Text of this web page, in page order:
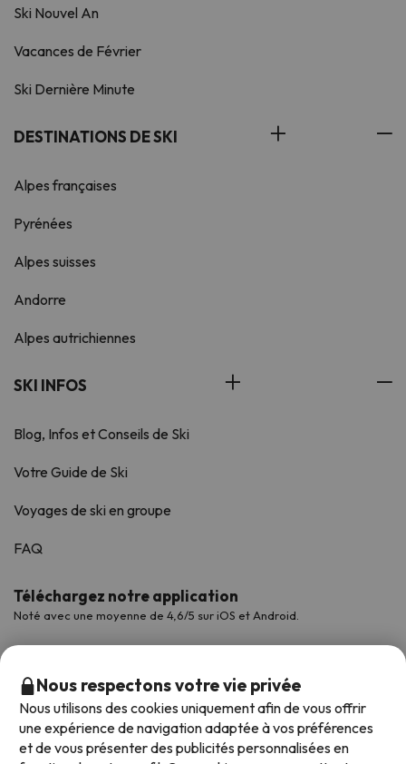
Ski Nouvel An
Vacances de Février
Ski Dernière Minute
DESTINATIONS DE SKI
Alpes françaises
Pyrénées
Alpes suisses
Andorre
Alpes autrichiennes
SKI INFOS
Blog, Infos et Conseils de Ski
Votre Guide de Ski
Voyages de ski en groupe
FAQ
Téléchargez notre application
Noté avec une moyenne de 4,6/5 sur iOS et Android.
Nous respectons votre vie privée
Nous utilisons des cookies uniquement afin de vous offrir
une expérience de navigation adaptée à vos préférences
et de vous présenter des publicités personnalisées en